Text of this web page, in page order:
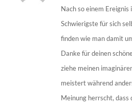
Nach so einem Ereignis
Schwierigste für sich
finden wie man damit
Danke für deinen
ziehe meinen
meistert während
Meinung herrscht, dass